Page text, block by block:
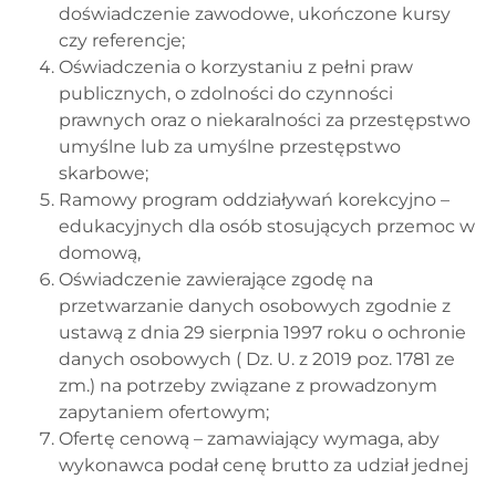
doświadczenie zawodowe, ukończone kursy
czy referencje;
Oświadczenia o korzystaniu z pełni praw
publicznych, o zdolności do czynności
prawnych oraz o niekaralności za przestępstwo
umyślne lub za umyślne przestępstwo
skarbowe;
Ramowy program oddziaływań korekcyjno –
edukacyjnych dla osób stosujących przemoc w
domową,
Oświadczenie zawierające zgodę na
przetwarzanie danych osobowych zgodnie z
ustawą z dnia 29 sierpnia 1997 roku o ochronie
danych osobowych ( Dz. U. z 2019 poz. 1781 ze
zm.) na potrzeby związane z prowadzonym
zapytaniem ofertowym;
Ofertę cenową – zamawiający wymaga, aby
wykonawca podał cenę brutto za udział jednej